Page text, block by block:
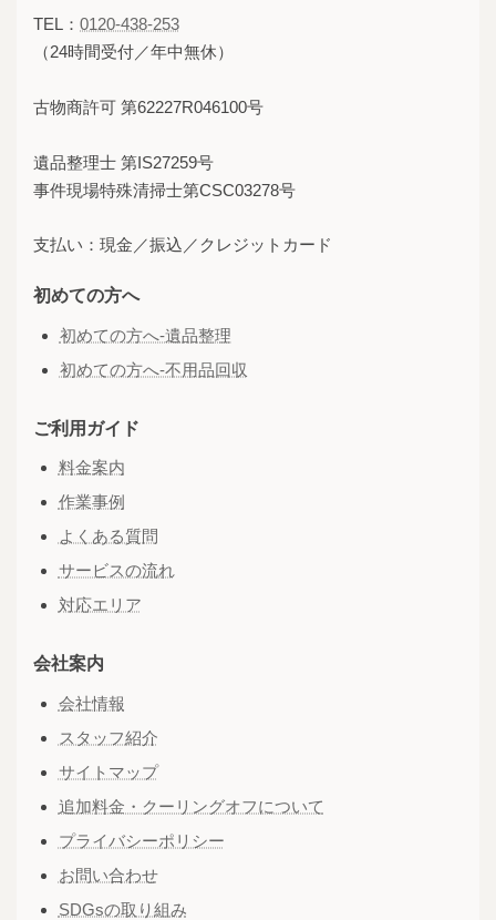
TEL： 0120-438-253
（24時間受付／年中無休）
古物商許可 第62227R046100号
遺品整理士 第IS27259号
事件現場特殊清掃士第CSC03278号
支払い：現金／振込／クレジットカード
初めての方へ
初めての方へ-遺品整理
初めての方へ-不用品回収
ご利用ガイド
料金案内
作業事例
よくある質問
サービスの流れ
対応エリア
会社案内
会社情報
スタッフ紹介
サイトマップ
追加料金・クーリングオフについて
プライバシーポリシー
お問い合わせ
SDGsの取り組み